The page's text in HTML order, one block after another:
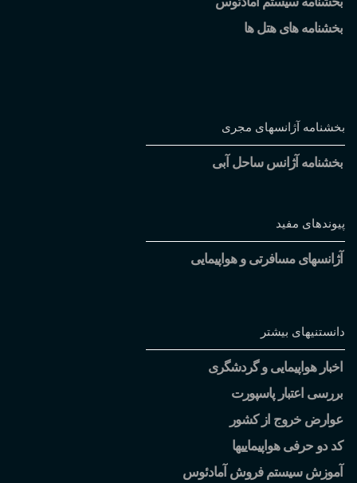
بخشنامه های هتل ها
بخشنامه آژانسهای مجری
بخشنامه آژانس ساحل آبی
پیوندهای مفید
آژانسهای مسافرتی و هواپیمایی
دانستنیهای بیشتر
اخبار هواپیمایی و گردشگری
بررسی اعتبار پاسپورت
عوارض خروج از کشور
کد دو حرفی هواپیماییها
آموزش سیستم فروش آمادئوس